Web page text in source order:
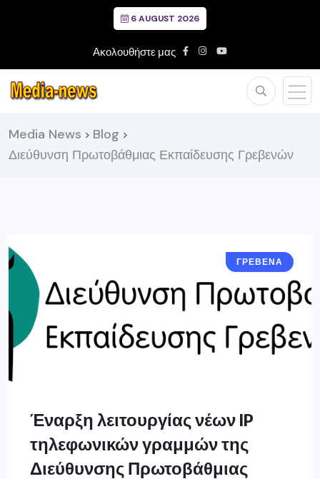
6 AUGUST 2026
Ακολουθήστε μας
Media News > Blog >
Διεύθυνση Πρωτοβάθμιας Εκπαίδευσης Γρεβενών
ΓΡΕΒΕΝΑ
Έναρξη λειτουργίας νέων IP
τηλεφωνικών γραμμών της
Διεύθυνσης Πρωτοβάθμιας